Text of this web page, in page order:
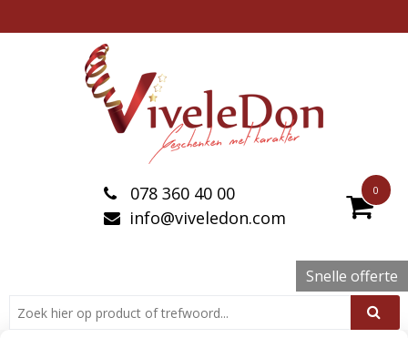
0
078 360 40 00
info@viveledon.com
Snelle offerte